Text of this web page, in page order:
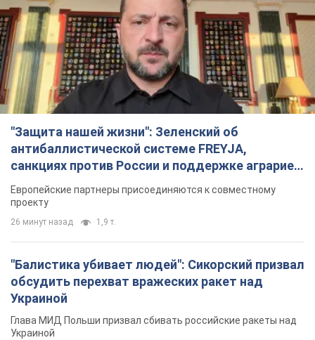
"Защита нашей жизни": Зеленский об
антибаллистической системе FREYJA,
санкциях против России и поддержке аграриев.
Видео
Европейские партнеры присоединяются к совместному
проекту
26 минут назад 1,9 т.
"Балистика убивает людей": Сикорский призвал
обсудить перехват вражеских ракет над
Украиной
Глава МИД Польши призвал сбивать российские ракеты над
Украиной